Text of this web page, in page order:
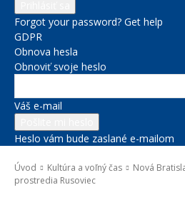
Forgot your password? Get help
GDPR
Obnova hesla
Obnoviť svoje heslo
Váš e-mail
Heslo vám bude zaslané e-mailom
Úvod Kultúra a voľný čas
Nová
prostredia Rusoviec